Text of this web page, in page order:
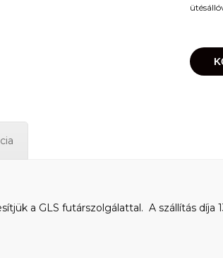
a GLS futárszolgálattal. A szállítás